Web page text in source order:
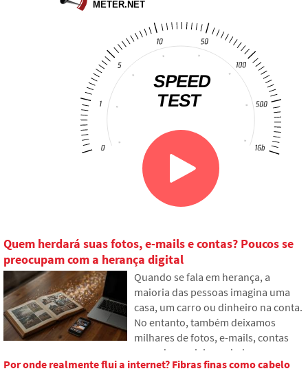
Quem herdará suas fotos, e-mails e contas? Poucos se
preocupam com a herança digital
Quando se fala em herança, a
maioria das pessoas imagina uma
casa, um carro ou dinheiro na conta.
No entanto, também deixamos
milhares de fotos, e-mails, contas
em redes sociais ou dados
armazenados na nuvem. O que
Por onde realmente flui a internet? Fibras finas como cabelo